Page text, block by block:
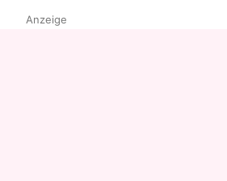
Anzeige